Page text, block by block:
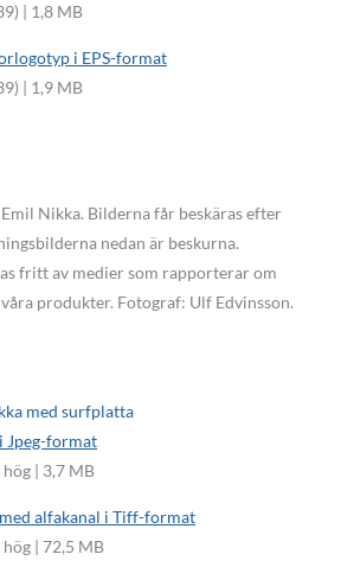
| 1,8 MB
i EPS-format
| 1,9 MB
Nikka. Bilderna får beskäras efter
nedan är beskurna.
fritt av medier som rapporterar om
produkter. Fotograf: Ulf Edvinsson.
Jpeg-format
| 3,7 MB
alfakanal i Tiff-format
| 72,5 MB